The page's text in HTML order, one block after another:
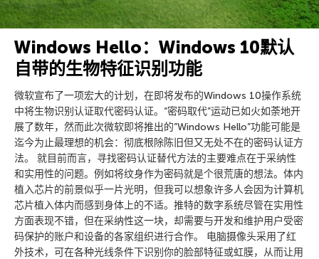
Windows Hello：Windows 10默认
自带的生物特征识别功能
微软宣布了一项宏大的计划，在即将发布的Windows 10操作系统
中将生物识别认证取代密码认证。“密码取代”运动已如火如荼地开
展了数年，然而此次微软即将推出的”Windows Hello”功能可能是
迄今为止最理想的机会：彻底根除陈旧但又无处不在的密码认证方
法。 就目前而言，寻找密码认证替代方法的主要难点在于采纳性
和实用性的问题。例如将纹身作为密码就是个很荒唐的想法。体内
植入芯片的前景似乎一片光明，但我可以想象许多人会因为计算机
芯片植入体内而感到身体上的不适。推特的数字系统尽管在实用性
方面表现不错，但在采纳性这一块，却需要与开发和维护用户受密
码保护的账户和设备的各家组织进行合作。 电脑摄像头采用了红
外技术，可在各种光线条件下识别你的脸部特征或虹膜，从而让用